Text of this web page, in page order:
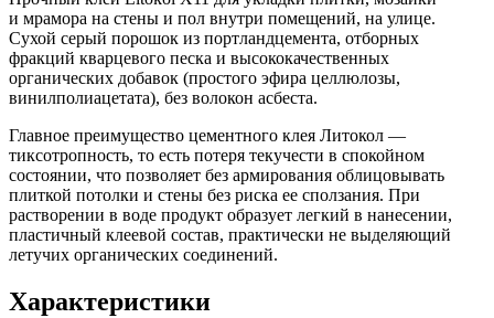
и мрамора на стены и пол внутри помещений, на улице.
Сухой серый порошок из портландцемента, отборных
фракций кварцевого песка и высококачественных
органических добавок (простого эфира целлюлозы,
винилполиацетата), без волокон асбеста.
Главное преимущество цементного клея Литокол —
тиксотропность, то есть потеря текучести в спокойном
состоянии, что позволяет без армирования облицовывать
плиткой потолки и стены без риска ее сползания. При
растворении в воде продукт образует легкий в нанесении,
пластичный клеевой состав, практически не выделяющий
летучих органических соединений.
Характеристики